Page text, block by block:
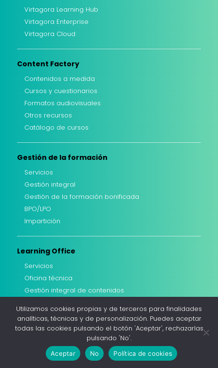
Virtagora Learning Hub
Virtagora Enterprise
Virtagora Cloud
Content Factory
Contenidos a medida
Cursos y cuestionarios
Formatos audiovisuales
Otros recursos
Catálogo de cursos
Gestión de la formación
Servicios
Gestión integral
Gestión de la formación bonificada
BPO/LPO
Impartición
Learning Office
Servicios
Oficina técnica
Gestión integral de contenidos
Consultoría formación
Sectores
Facilities y servicios auxiliares
Industria y Fabricación
Utilizamos cookies propias y de terceros para finalidades
analíticas, técnicas y de personalización. Puedes aceptar
todas las cookies pulsando el botón 'Aceptar', rechazarlas
pulsando 'No'.
Aceptar No Política de cookies